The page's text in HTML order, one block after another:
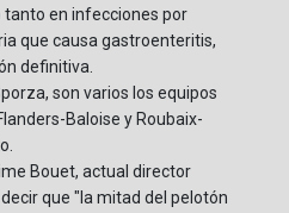
tanto en infecciones por
que causa gastroenteritis,
definitiva.
son varios los equipos
Baloise y Roubaix-
Bouet, actual director
que "la mitad del pelotón